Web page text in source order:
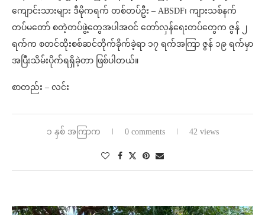
ကျောင်းသားများ ဒီမိုကရက် တစ်တပ်ဦး – ABSDF၊ ကျားသစ်နက်
တပ်မတော် စတဲ့တပ်ဖွဲ့တွေအပါအဝင် တော်လှန်ရေးတပ်တွေက ဇွန် ၂
ရက်က စတင်ထိုးစစ်ဆင်တိုက်ခိုက်ခဲ့ရာ ၁၇ ရက်အကြာ ဇွန် ၁၉ ရက်မှာ
အပြီးသိမ်းပိုက်ရရှိခဲ့တာ ဖြစ်ပါတယ်။
စာတည်း – လင်း
၁ နှစ် အကြာက 0 comments 42 views